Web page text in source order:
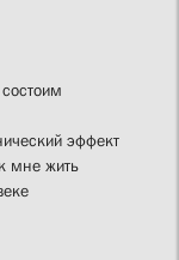
эффект
мне жить